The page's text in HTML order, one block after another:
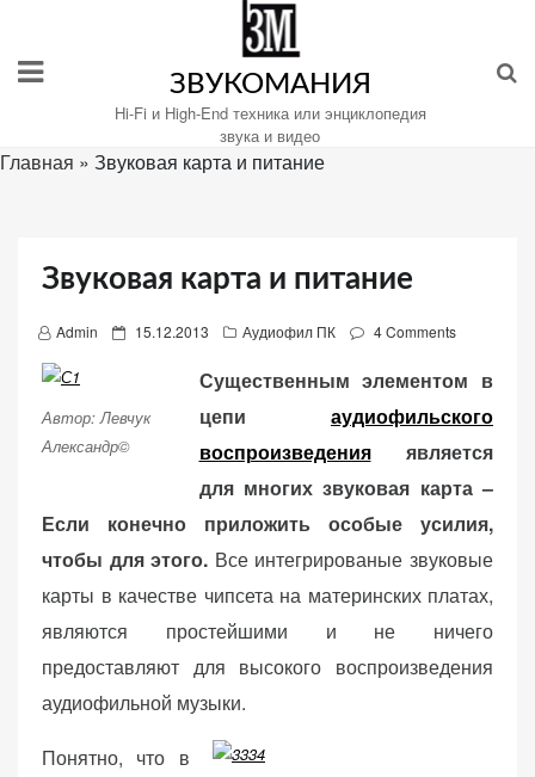
содержимому
ЗВУКОМАНИЯ
Hi-Fi и High-End техника или энциклопедия
звука и видео
Главная » Звуковая карта и питание
Звуковая карта и питание
Admin
P
t
e
n
15.12.2013 Аудиофил ПК 4 Comments
Автор: Левчук
Александр©
Существенным элементом в
цепи аудиофильского
воспроизведенияявляется
для многих звуковая карта –
Если конечно приложить особые усилия,
чтобы для этого. Все интегрированые звуковые
карты в качестве чипсета на материнских платах,
являются простейшими и не ничего
предоставляют для высокого воспроизведения
аудиофильной музыки.
Понятно, что в
«Принять
все»
для